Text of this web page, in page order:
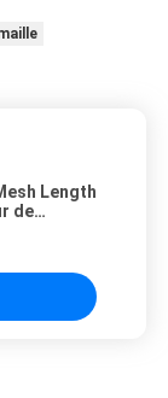
Length
de